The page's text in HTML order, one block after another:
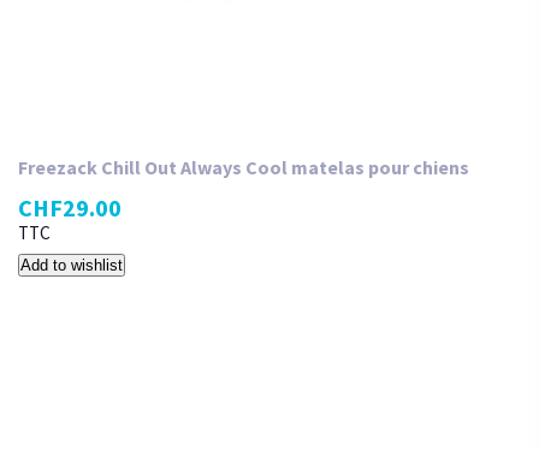
Freezack Chill Out Always Cool matelas pour chiens
CHF29.00
TTC
Add to wishlist